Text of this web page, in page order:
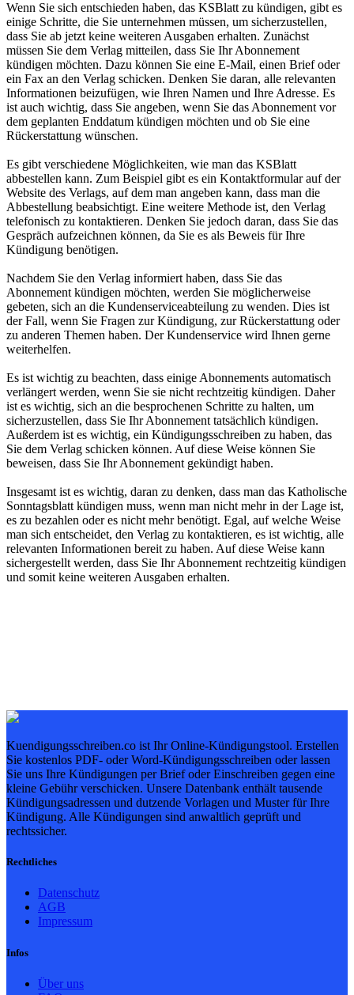
Wenn Sie sich entschieden haben, das KSBlatt zu kündigen, gibt es
einige Schritte, die Sie unternehmen müssen, um sicherzustellen,
dass Sie ab jetzt keine weiteren Ausgaben erhalten. Zunächst
müssen Sie dem Verlag mitteilen, dass Sie Ihr Abonnement
kündigen möchten. Dazu können Sie eine E-Mail, einen Brief oder
ein Fax an den Verlag schicken. Denken Sie daran, alle relevanten
Informationen beizufügen, wie Ihren Namen und Ihre Adresse. Es
ist auch wichtig, dass Sie angeben, wenn Sie das Abonnement vor
dem geplanten Enddatum kündigen möchten und ob Sie eine
Rückerstattung wünschen.
Es gibt verschiedene Möglichkeiten, wie man das KSBlatt
abbestellen kann. Zum Beispiel gibt es ein Kontaktformular auf der
Website des Verlags, auf dem man angeben kann, dass man die
Abbestellung beabsichtigt. Eine weitere Methode ist, den Verlag
telefonisch zu kontaktieren. Denken Sie jedoch daran, dass Sie das
Gespräch aufzeichnen können, da Sie es als Beweis für Ihre
Kündigung benötigen.
Nachdem Sie den Verlag informiert haben, dass Sie das
Abonnement kündigen möchten, werden Sie möglicherweise
gebeten, sich an die Kundenserviceabteilung zu wenden. Dies ist
der Fall, wenn Sie Fragen zur Kündigung, zur Rückerstattung oder
zu anderen Themen haben. Der Kundenservice wird Ihnen gerne
weiterhelfen.
Es ist wichtig zu beachten, dass einige Abonnements automatisch
verlängert werden, wenn Sie sie nicht rechtzeitig kündigen. Daher
ist es wichtig, sich an die besprochenen Schritte zu halten, um
sicherzustellen, dass Sie Ihr Abonnement tatsächlich kündigen.
Außerdem ist es wichtig, ein Kündigungsschreiben zu haben, das
Sie dem Verlag schicken können. Auf diese Weise können Sie
beweisen, dass Sie Ihr Abonnement gekündigt haben.
Insgesamt ist es wichtig, daran zu denken, dass man das Katholische
Sonntagsblatt kündigen muss, wenn man nicht mehr in der Lage ist,
es zu bezahlen oder es nicht mehr benötigt. Egal, auf welche Weise
man sich entscheidet, den Verlag zu kontaktieren, es ist wichtig, alle
relevanten Informationen bereit zu haben. Auf diese Weise kann
sichergestellt werden, dass Sie Ihr Abonnement rechtzeitig kündigen
und somit keine weiteren Ausgaben erhalten.
Kuendigungsschreiben.co ist Ihr Online-Kündigungstool. Erstellen
Sie kostenlos PDF- oder Word-Kündigungsschreiben oder lassen
Sie uns Ihre Kündigungen per Brief oder Einschreiben gegen eine
kleine Gebühr verschicken. Unsere Datenbank enthält tausende
Kündigungsadressen und dutzende Vorlagen und Muster für Ihre
Kündigung. Alle Kündigungen sind anwaltlich geprüft und
rechtssicher.
Rechtliches
Datenschutz
AGB
Impressum
Infos
Über uns